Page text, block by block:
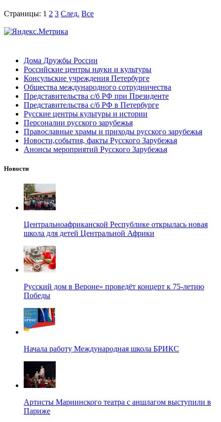
Страницы: 1 2 3 След. Все
Дома Дружбы России
Российские центры науки и культуры
Консульские учреждения Петербурге
Общества международного сотрудничества
Представительства с/б РФ при Президенте
Представительства с/б РФ в Петербурге
Русские центры культуры и истории
Персоналии русского зарубежья
Православные храмы и приходы русского зарубежья
Новости,события, факты Русского Зарубежья
Анонсы мероприятий Русского Зарубежья
Новости
Центральноафриканской Республике открылась новая
школа для детей Центральной Африки
Русский дом в Вероне» проведёт концерт к 75-летию
Победы
Начала работу Международная школа БРИКС
Артисты Мариинского театра с аншлагом выступили в
Париже